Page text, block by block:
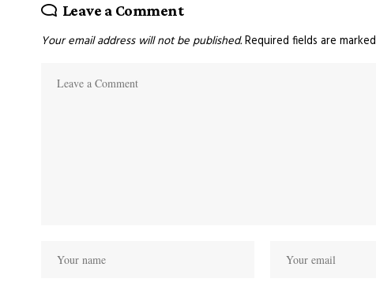
Leave a Comment
Your email address will not be published.Required fields are marked